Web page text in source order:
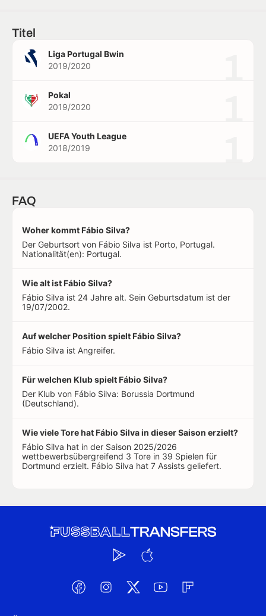
Titel
Liga Portugal Bwin
2019/2020
Pokal
2019/2020
UEFA Youth League
2018/2019
FAQ
Woher kommt Fábio Silva?
Der Geburtsort von Fábio Silva ist Porto, Portugal.
Nationalität(en): Portugal.
Wie alt ist Fábio Silva?
Fábio Silva ist 24 Jahre alt. Sein Geburtsdatum ist der
19/07/2002.
Auf welcher Position spielt Fábio Silva?
Fábio Silva ist Angreifer.
Für welchen Klub spielt Fábio Silva?
Der Klub von Fábio Silva: Borussia Dortmund
(Deutschland).
Wie viele Tore hat Fábio Silva in dieser Saison erzielt?
Fábio Silva hat in der Saison 2025/2026
wettbewerbsübergreifend 3 Tore in 39 Spielen für
Dortmund erzielt. Fábio Silva hat 7 Assists geliefert.